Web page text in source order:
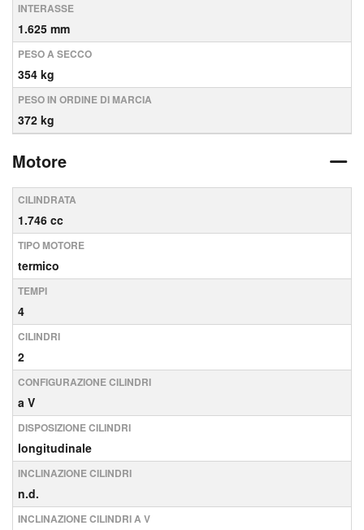
INTERASSE
1.625 mm
PESO A SECCO
354 kg
PESO IN ORDINE DI MARCIA
372 kg
Motore
CILINDRATA
1.746 cc
TIPO MOTORE
termico
TEMPI
4
CILINDRI
2
CONFIGURAZIONE CILINDRI
a V
DISPOSIZIONE CILINDRI
longitudinale
INCLINAZIONE CILINDRI
n.d.
INCLINAZIONE CILINDRI A V